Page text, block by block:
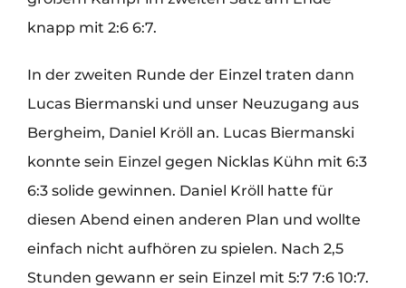
knapp mit 2:6 6:7.
In der zweiten Runde der Einzel traten dann
Lucas Biermanski und unser Neuzugang aus
Bergheim, Daniel Kröll an. Lucas Biermanski
konnte sein Einzel gegen Nicklas Kühn mit 6:3
6:3 solide gewinnen. Daniel Kröll hatte für
diesen Abend einen anderen Plan und wollte
einfach nicht aufhören zu spielen. Nach 2,5
Stunden gewann er sein Einzel mit 5:7 7:6 10:7.